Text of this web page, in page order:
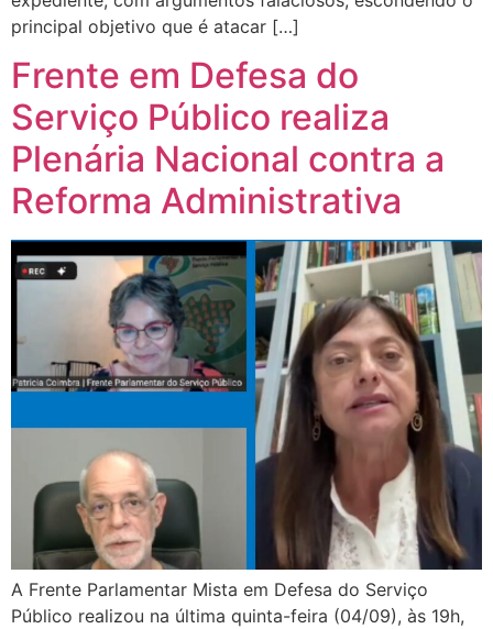
principal objetivo que é atacar […]
Frente em Defesa do
Serviço Público realiza
Plenária Nacional contra a
Reforma Administrativa
A Frente Parlamentar Mista em Defesa do Serviço
Público realizou na última quinta-feira (04/09), às 19h,